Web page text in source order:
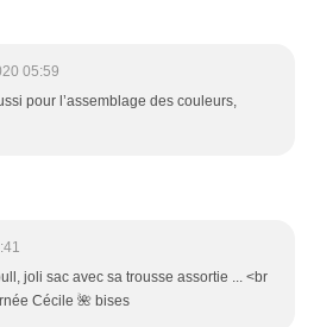
05:59
pour l’assemblage des couleurs,
joli sac avec sa trousse assortie ... <br
Cécile 🌺 bises